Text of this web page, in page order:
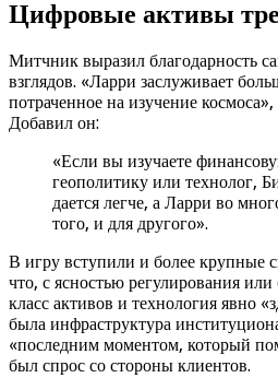
Цифровые активы
Митчник выразил благодарность
взглядов. «Ларри заслуживает
потраченное на изучение
Добавил он:
«Если вы изучаете
геополитику или технолог,
дается легче, а Ларри во
того, и для другого».
В игру вступили и более крупные
что, с ясностью регулирования
класс активов и технология явно
была инфраструктура
«последним моментом, который
был спрос со стороны клиентов.